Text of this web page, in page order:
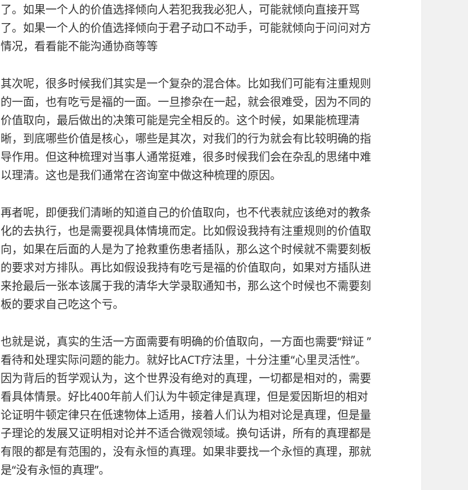
了。如果一个人的价值选择倾向人若犯我我必犯人，可能就倾向直接开骂
了。如果一个人的价值选择倾向于君子动口不动手，可能就倾向于问问对方
情况，看看能不能沟通协商等等
其次呢，很多时候我们其实是一个复杂的混合体。比如我们可能有注重规则
的一面，也有吃亏是福的一面。一旦掺杂在一起，就会很难受，因为不同的
价值取向，最后做出的决策可能是完全相反的。这个时候，如果能梳理清
晰，到底哪些价值是核心，哪些是其次，对我们的行为就会有比较明确的指
导作用。但这种梳理对当事人通常挺难，很多时候我们会在杂乱的思绪中难
以理清。这也是我们通常在咨询室中做这种梳理的原因。
再者呢，即便我们清晰的知道自己的价值取向，也不代表就应该绝对的教条
化的去执行，也是需要视具体情境而定。比如假设我持有注重规则的价值取
向，如果在后面的人是为了抢救重伤患者插队，那么这个时候就不需要刻板
的要求对方排队。再比如假设我持有吃亏是福的价值取向，如果对方插队进
来抢最后一张本该属于我的清华大学录取通知书，那么这个时候也不需要刻
板的要求自己吃这个亏。
也就是说，真实的生活一方面需要有明确的价值取向，一方面也需要“辩证 ”
看待和处理实际问题的能力。就好比ACT疗法里，十分注重“心里灵活性”。
因为背后的哲学观认为，这个世界没有绝对的真理，一切都是相对的，需要
看具体情景。好比400年前人们认为牛顿定律是真理，但是爱因斯坦的相对
论证明牛顿定律只在低速物体上适用，接着人们认为相对论是真理，但是量
子理论的发展又证明相对论并不适合微观领域。换句话讲，所有的真理都是
有限的都是有范围的，没有永恒的真理。如果非要找一个永恒的真理，那就
是“没有永恒的真理”。